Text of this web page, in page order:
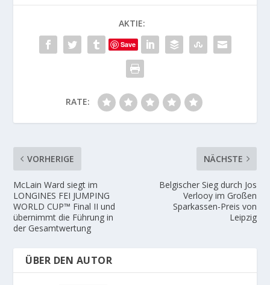
AKTIE:
Save
RATE:
VORHERIGE
McLain Ward siegt im
LONGINES FEI JUMPING
WORLD CUP™ Final II und
übernimmt die Führung in
der Gesamtwertung
NÄCHSTE
Belgischer Sieg durch Jos
Verlooy im Großen
Sparkassen-Preis von
Leipzig
ÜBER DEN AUTOR